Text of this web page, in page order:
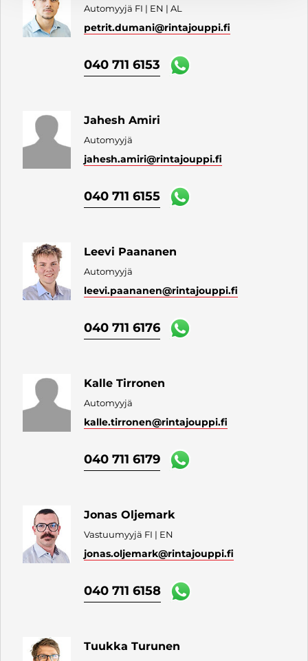
Automyyjä FI | EN | AL
petrit.dumani@rintajouppi.fi
040 711 6153
Jahesh Amiri
Automyyjä
jahesh.amiri@rintajouppi.fi
040 711 6155
Leevi Paananen
Automyyjä
leevi.paananen@rintajouppi.fi
040 711 6176
Kalle Tirronen
Automyyjä
kalle.tirronen@rintajouppi.fi
040 711 6179
Jonas Oljemark
Vastuumyyjä FI | EN
jonas.oljemark@rintajouppi.fi
040 711 6158
Tuukka Turunen